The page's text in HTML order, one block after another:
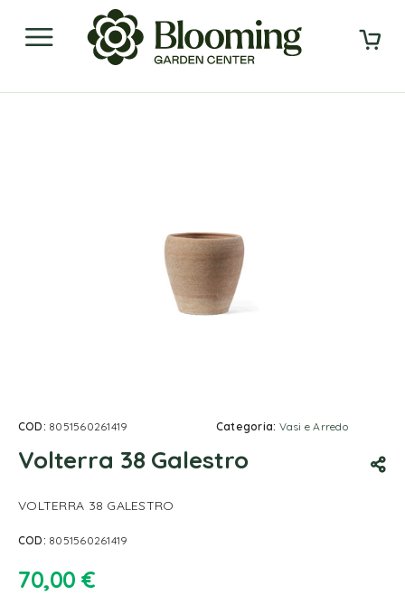
COD: 8051560261419 Categoria: Vasi e Arredo
Volterra 38 Galestro
VOLTERRA 38 GALESTRO
COD: 8051560261419
70,00 €